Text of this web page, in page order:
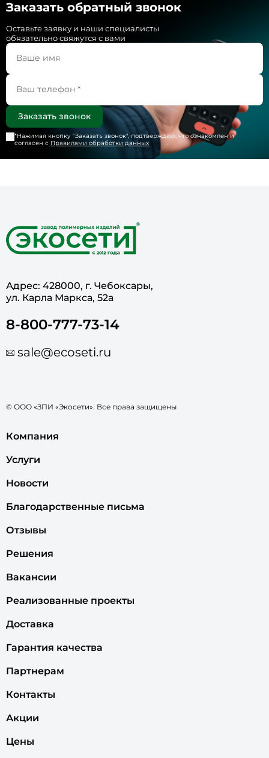
Заказать обратный звонок
Оставьте заявку и наши специалисты
обязательно свяжутся с вами
*Нажимая кнопку "Заказать звонок", подтверждаю, что ознакомлен и
согласен с Правилами обработки данных
Адрес: 428000, г. Чебоксары,
ул. Карла Маркса, 52а
8-800-777-73-14
sale@ecoseti.ru
© ООО «ЗПИ «Экосети». Все права защищены
Компания
Услуги
Новости
Благодарственные письма
Отзывы
Решения
Вакансии
Реализованные проекты
Доставка
Гарантия качества
Партнерам
Контакты
Акции
Цены